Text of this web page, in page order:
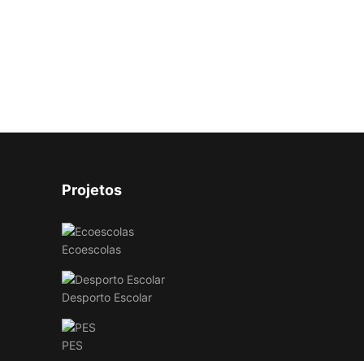
Projetos
Ecoescolas
Desporto Escolar
PES